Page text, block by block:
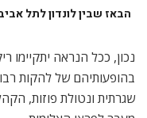
הבאז שבין לונדון לתל
נכון, ככל הנראה יתקיימו
בהופעותיהם של להקות
שגרתית ונטולת פוזות,